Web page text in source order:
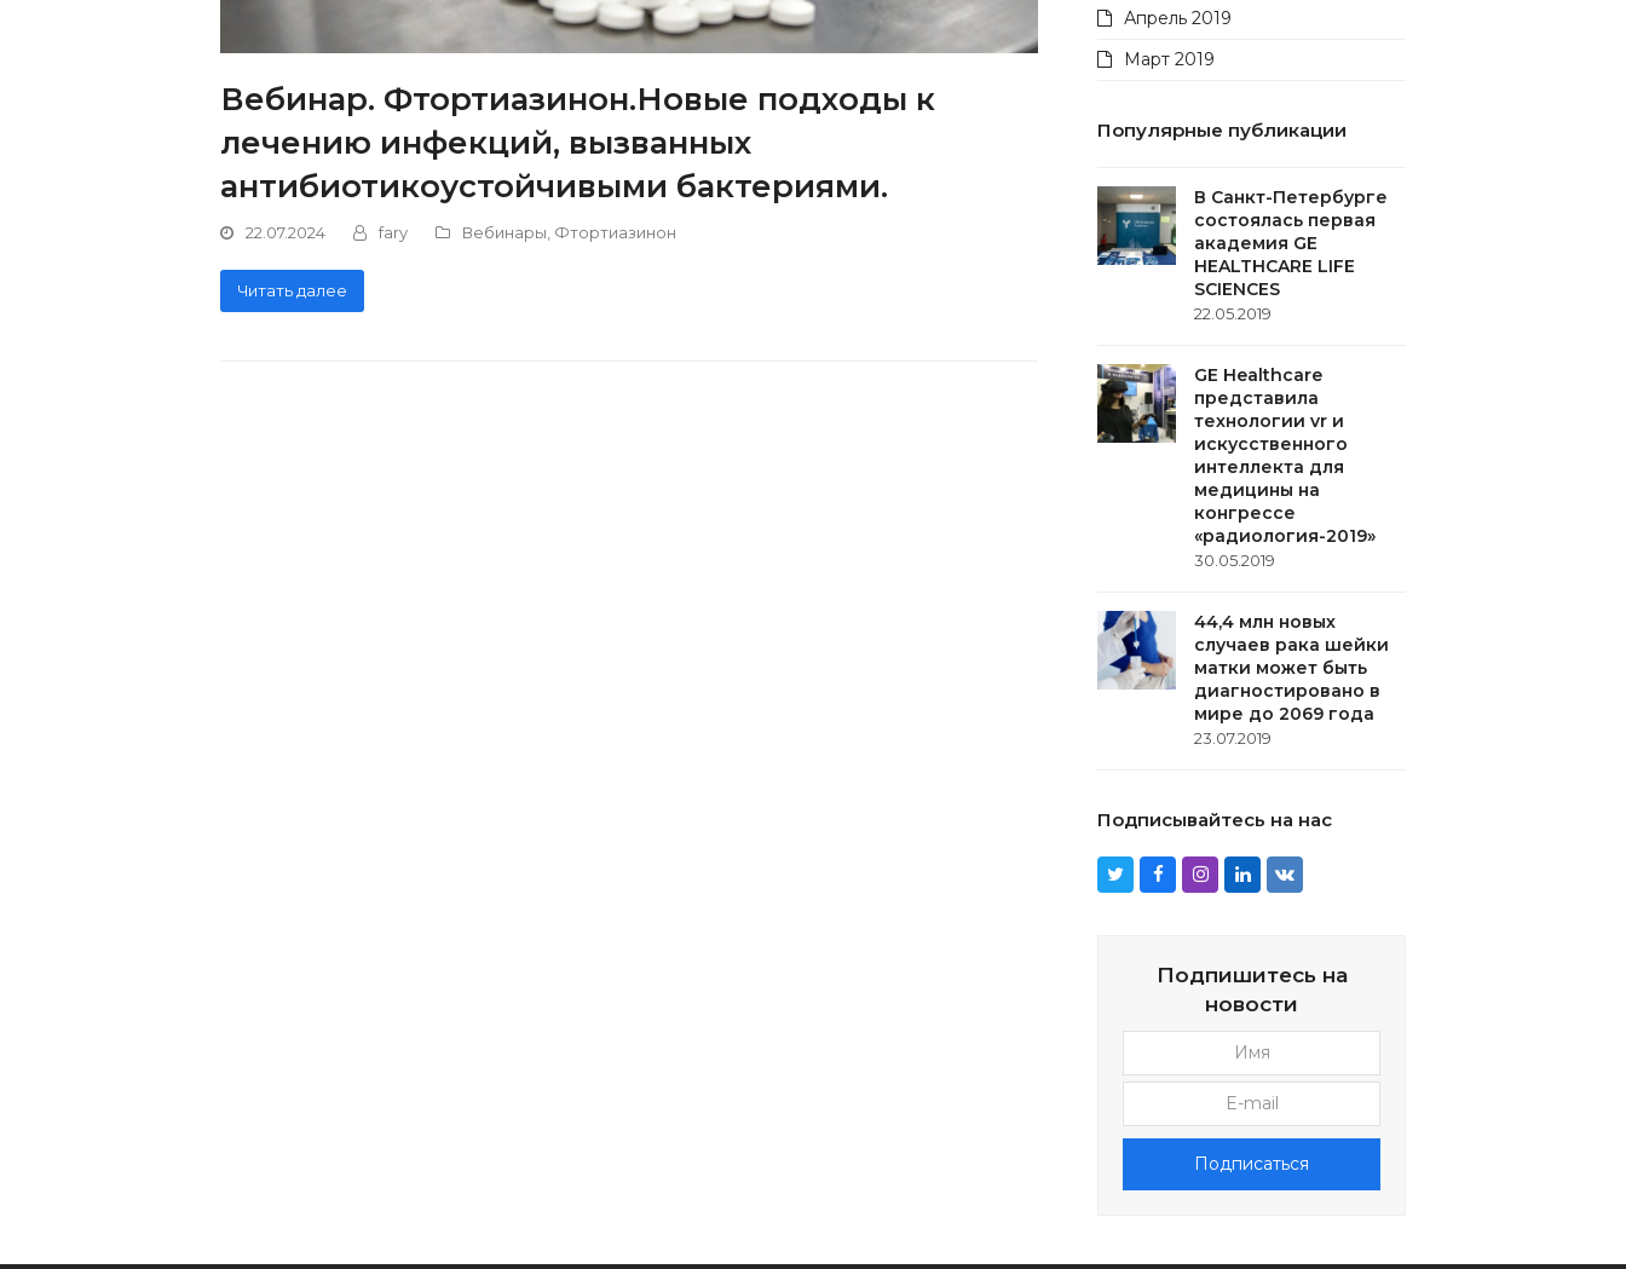
Вебинар. Фтортиазинон.Новые подходы к
лечению инфекций, вызванных
антибиотикоустойчивыми бактериями.
22.07.2024 fary Вебинары, Фтортиазинон
Читать далее
Апрель 2019
Март 2019
Популярные публикации
В Санкт-Петербурге
состоялась первая
академия GE
HEALTHCARE LIFE
SCIENCES
22.05.2019
GE Healthcare
представила
технологии vr и
искусcтвенного
интеллекта для
медицины на
конгрессе
«радиология-2019»
30.05.2019
44,4 млн новых
случаев рака шейки
матки может быть
диагностировано в
мире до 2069 года
23.07.2019
Подписывайтесь на нас
TwitterFacebookInstagram
LinkedIn
VK
Подпишитесь на
новости
Подписаться